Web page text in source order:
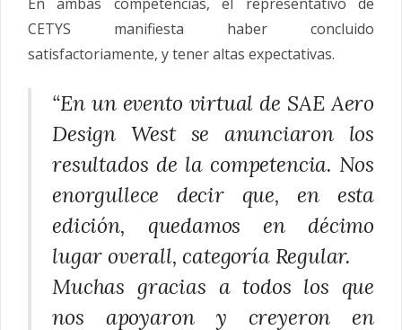
En ambas competencias, el representativo de
CETYS manifiesta haber concluido
satisfactoriamente, y tener altas expectativas.
“En un evento virtual de SAE Aero
Design West se anunciaron los
resultados de la competencia. Nos
enorgullece decir que, en esta
edición, quedamos en décimo
lugar overall, categoría Regular.
Muchas gracias a todos los que
nos apoyaron y creyeron en